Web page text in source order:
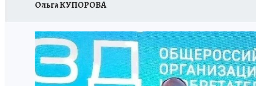
Ольга КУПОРОВА